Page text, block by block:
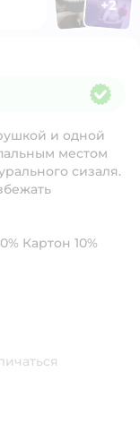
+2
и одной
местом
сизаля.
Картон 10%